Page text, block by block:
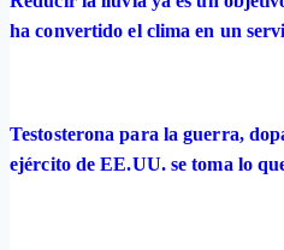
ha convertido el clima en un
Testosterona para la guerra,
ejército de EE.UU. se toma lo